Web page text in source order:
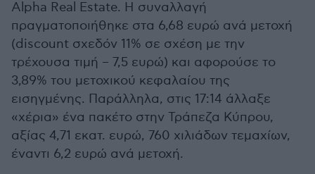
Alpha Real Estate. Η συναλλαγή
πραγματοποιήθηκε στα 6,68 ευρώ ανά μετοχή
(discount σχεδόν 11% σε σχέση με την
τρέχουσα τιμή – 7,5 ευρώ) και αφορούσε το
3,89% του μετοχικού κεφαλαίου της
εισηγμένης. Παράλληλα, στις 17:14 άλλαξε
«χέρια» ένα πακέτο στην Τράπεζα Κύπρου,
αξίας 4,71 εκατ. ευρώ, 760 χιλιάδων τεμαχίων,
έναντι 6,2 ευρώ ανά μετοχή.